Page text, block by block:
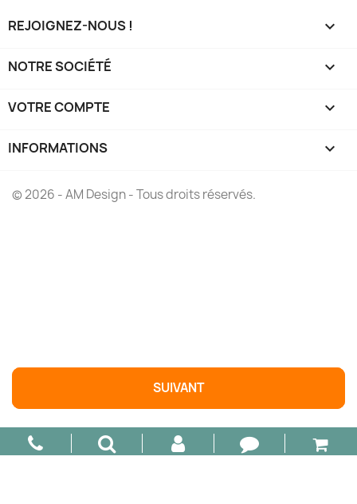
AJOUTER AU PANIER
SUIVANT
REJOIGNEZ-NOUS ! 
NOTRE SOCIÉTÉ 
VOTRE COMPTE 
INFORMATIONS keyboard_arrow_down
© 2026 - AM Design - Tous droits réservés.